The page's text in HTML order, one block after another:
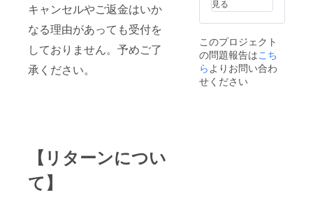
キャンセルやご返金はいか
なる理由があっても受付を
しておりません。予めご了
承ください。
【リターンについ
て】
※備考欄
へ、記
希望さ
れるお
名前ま
たは
ニック
見る
このプロジェクト
の問題報告はこち
ら よりお問い合わ
せください